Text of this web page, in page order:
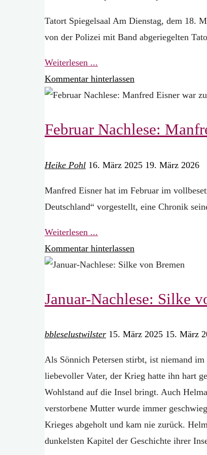
Tatort Spiegelsaal Am Dienstag, dem 18.
von der Polizei mit Band abgeriegelten
Weiterlesen ...
Spiegelsaal"
Kommentar hinterlassen
Februar Nachlese:
Heike Pohl 16. März 2025 19. März 2026
Manfred Eisner hat im Februar im
Deutschland“ vorgestellt, eine Chronik
Weiterlesen ...
Nachlese:
Manfred
war
Gast
Spiegelsaal"
Kommentar hinterlassen
Januar-Nachlese: Silke
bbleselustwilster 15. März 2025 15. März
Als Sönnich Petersen stirbt, ist niemand
liebevoller Vater, der Krieg hatte ihn hart
Wohlstand auf die Insel bringt. Auch
verstorbene Mutter wurde immer
Krieges abgeholt und kam nie zurück.
dunkelsten Kapitel der Geschichte ihrer